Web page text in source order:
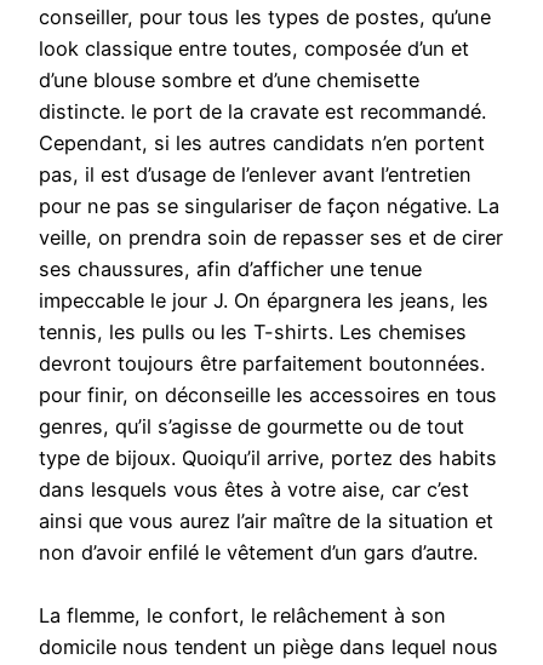
conseiller, pour tous les types de postes, qu’une
look classique entre toutes, composée d’un et
d’une blouse sombre et d’une chemisette
distincte. le port de la cravate est recommandé.
Cependant, si les autres candidats n’en portent
pas, il est d’usage de l’enlever avant l’entretien
pour ne pas se singulariser de façon négative. La
veille, on prendra soin de repasser ses et de cirer
ses chaussures, afin d’afficher une tenue
impeccable le jour J. On épargnera les jeans, les
tennis, les pulls ou les T-shirts. Les chemises
devront toujours être parfaitement boutonnées.
pour finir, on déconseille les accessoires en tous
genres, qu’il s’agisse de gourmette ou de tout
type de bijoux. Quoiqu’il arrive, portez des habits
dans lesquels vous êtes à votre aise, car c’est
ainsi que vous aurez l’air maître de la situation et
non d’avoir enfilé le vêtement d’un gars d’autre.
La flemme, le confort, le relâchement à son
domicile nous tendent un piège dans lequel nous